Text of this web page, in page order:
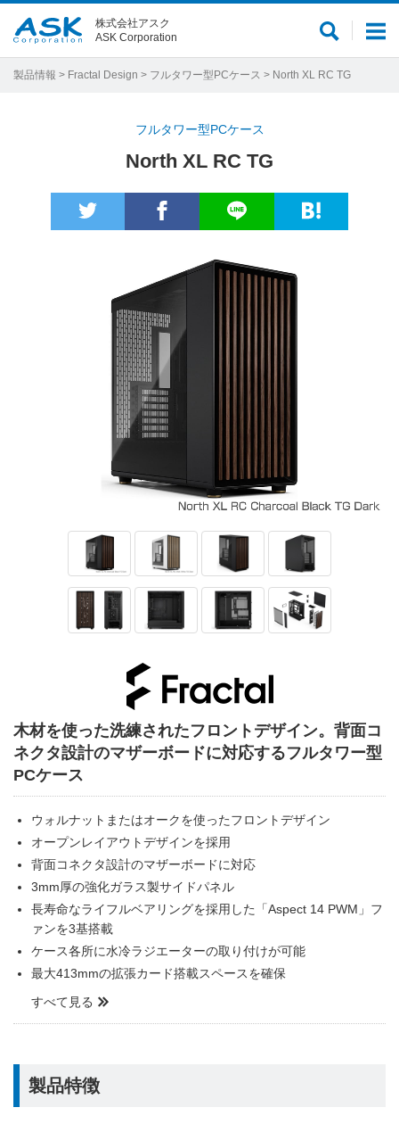
メ
サ
ト
株式会社アスク
ASK Corporation
製品情報 > Fractal Design > フルタワー型PCケース > North XL RC TG
フルタワー型PCケース
North XL RC TG
木材を使った洗練されたフロントデザイン。背面コ
ネクタ設計のマザーボードに対応するフルタワー型
PCケース
ウォルナットまたはオークを使ったフロントデザイン
オープンレイアウトデザインを採用
背面コネクタ設計のマザーボードに対応
3mm厚の強化ガラス製サイドパネル
長寿命なライフルベアリングを採用した「Aspect 14 PWM」フ
ァンを3基搭載
ケース各所に水冷ラジエーターの取り付けが可能
最大413mmの拡張カード搭載スペースを確保
すべて見る
製品特徴